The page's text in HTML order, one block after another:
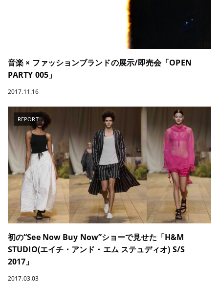
音楽 × ファッションブランドの展示/即売会「OPEN
PARTY 005」
2017.11.16
REPORT
初の“See Now Buy Now”ショーで見せた「H&M
STUDIO(エイチ・アンド・エム ステュディオ) S/S
2017」
2017.03.03